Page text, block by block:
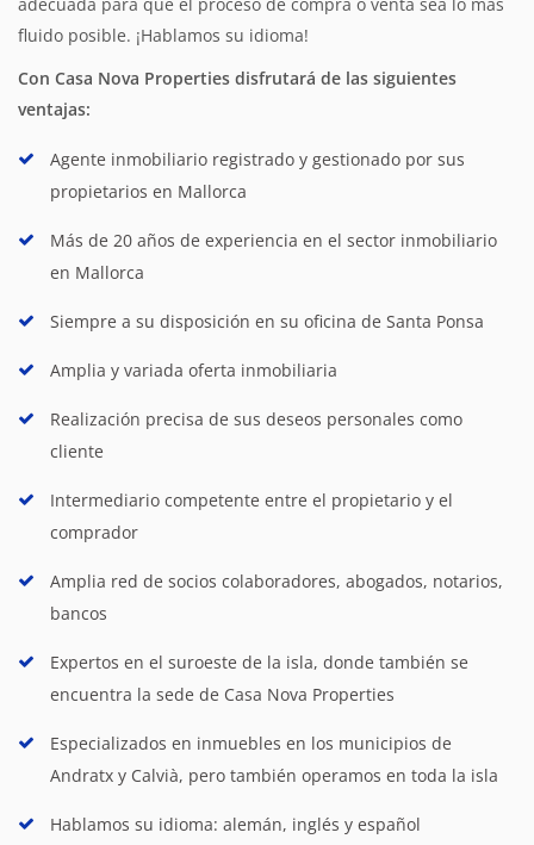
fluido posible. ¡Hablamos su idioma!
Con Casa Nova Properties disfrutará de las siguientes
ventajas:
Agente inmobiliario registrado y gestionado por sus
propietarios en Mallorca
Más de 20 años de experiencia en el sector inmobiliario
en Mallorca
Siempre a su disposición en su oficina de Santa Ponsa
Amplia y variada oferta inmobiliaria
Realización precisa de sus deseos personales como
cliente
Intermediario competente entre el propietario y el
comprador
Amplia red de socios colaboradores, abogados, notarios,
bancos
Expertos en el suroeste de la isla, donde también se
encuentra la sede de Casa Nova Properties
Especializados en inmuebles en los municipios de
Andratx y Calvià, pero también operamos en toda la isla
Hablamos su idioma: alemán, inglés y español